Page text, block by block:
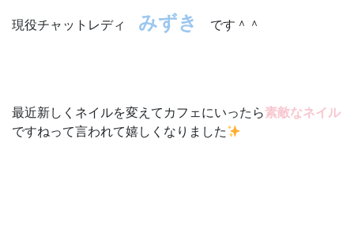
現役チャットレディ みずき です＾＾
最近新しくネイルを変えてカフェにいったら素敵なネイル
ですねって言われて嬉しくなりました